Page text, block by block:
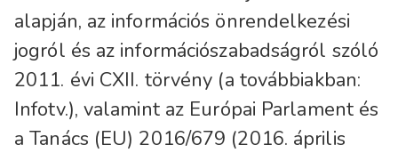
alapján, az információs önrendelkezési
jogról és az információszabadságról szóló
2011. évi CXII. törvény (a továbbiakban:
Infotv.), valamint az Európai Parlament és
a Tanács (EU) 2016/679 (2016. április